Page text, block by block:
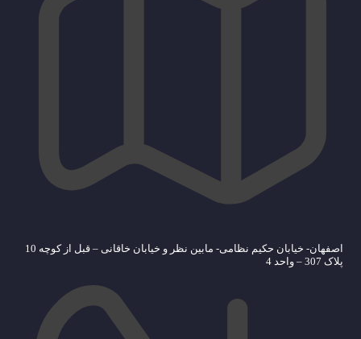
اصفهان- خیابان حکیم نظامی- مابین نظر و خیابان خاقانی – قبل از کوچه 10
پلاک 307 – واحد 4